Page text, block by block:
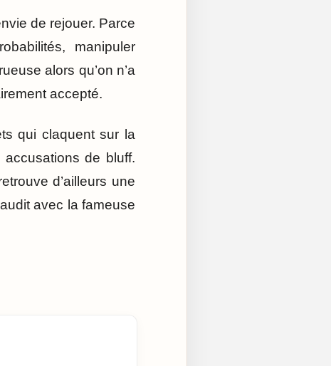
de rejouer. Parce
manipuler
alors qu’on n’a
accepté.
qui claquent sur la
de bluff.
d’ailleurs une
avec la fameuse